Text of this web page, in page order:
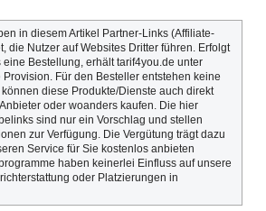
in diesem Artikel Partner-Links (Affiliate-
die Nutzer auf Websites Dritter führen. Erfolgt
Bestellung, erhält tarif4you.de unter
Provision. Für den Besteller entstehen keine
können diese Produkte/Dienste auch direkt
oder woanders kaufen. Die hier
sind nur ein Vorschlag und stellen
zur Verfügung. Die Vergütung trägt dazu
Service für Sie kostenlos anbieten
haben keinerlei Einfluss auf unsere
oder Platzierungen in